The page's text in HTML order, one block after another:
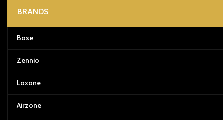
BRANDS
Bose
Zennio
Loxone
Airzone